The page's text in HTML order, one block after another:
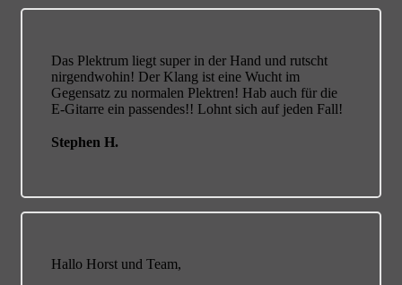
Das Plektrum liegt super in der Hand und rutscht
nirgendwohin! Der Klang ist eine Wucht im
Gegensatz zu normalen Plektren! Hab auch für die
E-Gitarre ein passendes!! Lohnt sich auf jeden Fall!
Stephen H.
Hallo Horst und Team,